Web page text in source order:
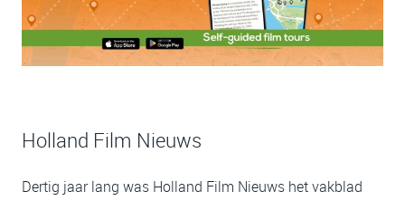
Holland Film Nieuws
Dertig jaar lang was Holland Film Nieuws het vakblad